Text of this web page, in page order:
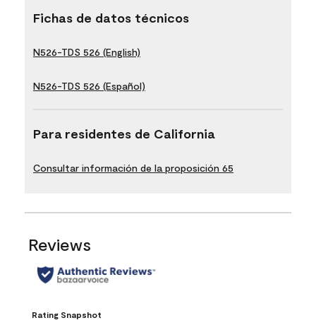
Fichas de datos técnicos
N526-TDS 526 (English)
N526-TDS 526 (Español)
Para residentes de California
Consultar información de la proposición 65
Reviews
Rating Snapshot